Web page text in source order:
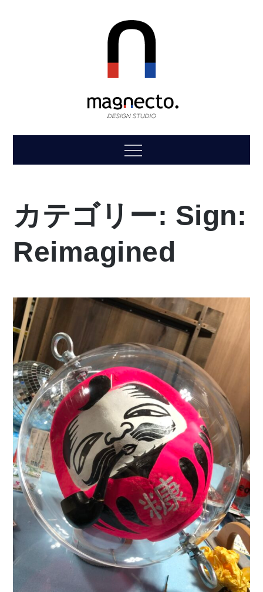
magnecto.
Menu
カテゴリー: Sign:
Reimagined